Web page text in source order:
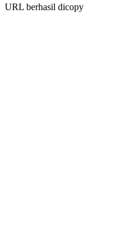
URL berhasil dicopy